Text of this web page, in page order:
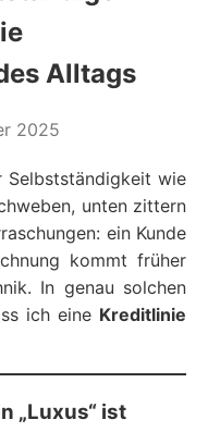
Alltags
2025
Selbstständigkeit wie
unten zittern
ein Kunde
kommt früher
In genau solchen
ich eine Kreditlinie
„Luxus“ ist